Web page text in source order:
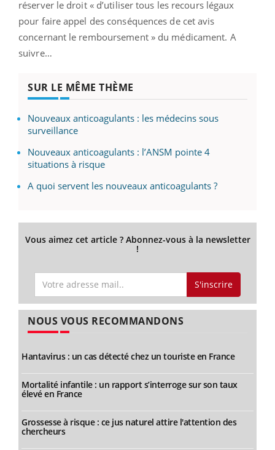
réserver le droit « d’utiliser tous les recours légaux
pour faire appel des conséquences de cet avis
concernant le remboursement » du médicament. A
suivre…
SUR LE MÊME THÈME
Nouveaux anticoagulants : les médecins sous
surveillance
Nouveaux anticoagulants : l’ANSM pointe 4
situations à risque
A quoi servent les nouveaux anticoagulants ?
Vous aimez cet article ? Abonnez-vous à la newsletter
!
S'inscrire
NOUS VOUS RECOMMANDONS
Hantavirus : un cas détecté chez un touriste en France
Mortalité infantile : un rapport s’interroge sur son taux
élevé en France
Grossesse à risque : ce jus naturel attire l'attention des
chercheurs